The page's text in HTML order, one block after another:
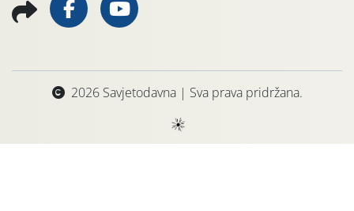
2026 Savjetodavna | Sva prava pridržana.